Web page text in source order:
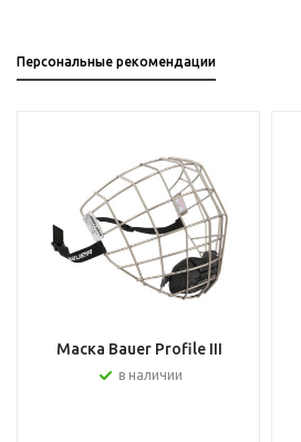
Персональные рекомендации
Маска Bauer Profile III
в наличии